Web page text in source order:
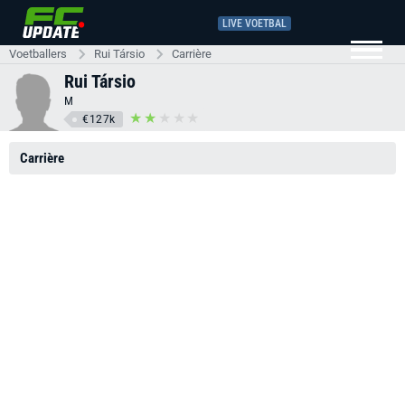
LIVE VOETBAL
Voetballers Rui Társio Carrière
Rui Társio
M
€127k
Carrière